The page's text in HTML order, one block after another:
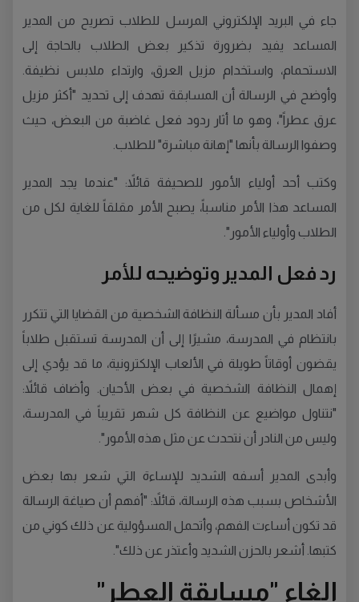
جاء في البريد الإلكتروني المرسل للطلاب تصريح من المدير
المساعد يفيد بضرورة تذكير بعض الطلاب بالحاجة إلى
الاستحمام، واستخدام مزيل العرق، وارتداء ملابس نظيفة.
وأوضح في الرسالة أن المسابقة تهدف إلى تحديد "أكثر مزيل
عرق عطراً"، وهو ما أثار ردود فعل غاضبة من البعض، حيث
وصفوا الرسالة بأنها "إهانة مباشرة" للطلاب.
وكتب أحد أولياء الأمور للصحيفة قائلاً: "عندما يجد المدير
المساعد هذا الأمر مناسباً، يصبح الأمر مقلقاً للغاية لكل من
الطلاب وأولياء الأمور".
رد فعل المدير وتوضيحه للأمر
أفاد المدير بأن مسألة النظافة الشخصية من القضايا التي تتكرر
بانتظام في المدرسة، مشيرًا إلى أن المدرسة تستقبل طلاباً
يقضون أوقاتاً طويلة في الألعاب الإلكترونية، ما قد يؤدي إلى
إهمال النظافة الشخصية في بعض الأحيان. وأضاف قائلاً:
"نتناول مواضيع عن النظافة كل شهر تقريباً في المدرسة،
وليس من النادر أن نتحدث عن مثل هذه الأمور".
وأبدى المدير أسفه الشديد للإساءة التي شعر بها بعض
الأشخاص بسبب هذه الرسالة، قائلاً: "أفهم أن صياغة الرسالة
قد تكون أساءت الفهم، وأتحمل المسؤولية عن ذلك كوني من
كتبها. أشعر بالحزن الشديد وأعتذر عن ذلك".
إلغاء "مسابقة العطر"